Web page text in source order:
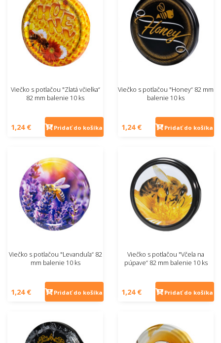
Viečko s potlačou "Zlatá včielka“
82 mm balenie 10 ks
1,24 € Pridať do košíka
Viečko s potlačou "Honey“ 82 mm
balenie 10 ks
1,24 € Pridať do košíka
Viečko s potlačou "Levanduľa“ 82
mm balenie 10 ks
1,24 € Pridať do košíka
Viečko s potlačou "Včela na
púpave“ 82 mm balenie 10 ks
1,24 € Pridať do košíka